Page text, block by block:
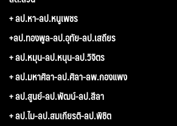
+ ลป.หา-ลป.หนูเพชร
+ลป.ทองพูล-ลป.อุทัย-ลป.เสถียร
+ ลป.หมุน-ลป.หนุน-ลป.วิจิตร
+ ลป.มหาศิลา-ลป.ศิลา-ลพ.กองแพง
+ ลป.สูนย์-ลป.พัฒน์-ลป.สีลา
+ ลป.ไม-ลป.สมเกียรติ-ลป.พิชิต